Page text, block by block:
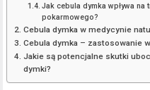
Jak cebula dymka wpływa na
pokarmowego?
Cebula dymka w medycynie
Cebula dymka – zastosowanie
Jakie są potencjalne skutki
dymki?